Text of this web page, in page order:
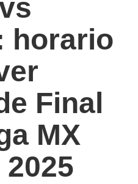
horario
Final
MX